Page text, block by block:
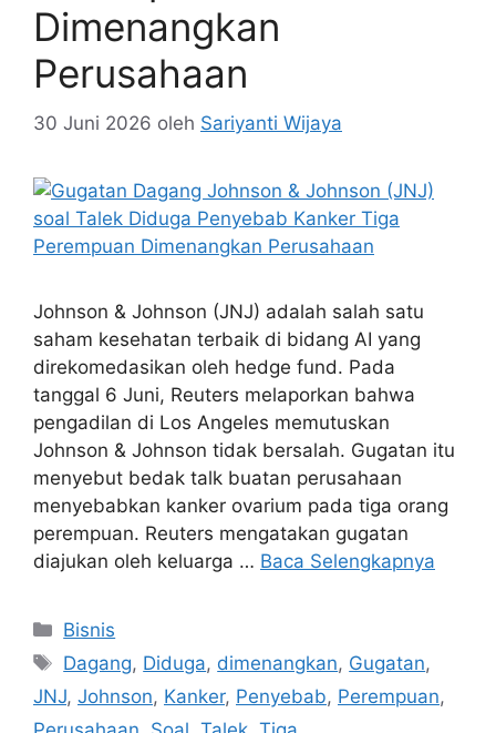
Dimenangkan
Perusahaan
30 Juni 2026 oleh Sariyanti Wijaya
Johnson & Johnson (JNJ) adalah salah satu
saham kesehatan terbaik di bidang AI yang
direkomedasikan oleh hedge fund. Pada
tanggal 6 Juni, Reuters melaporkan bahwa
pengadilan di Los Angeles memutuskan
Johnson & Johnson tidak bersalah. Gugatan itu
menyebut bedak talk buatan perusahaan
menyebabkan kanker ovarium pada tiga orang
perempuan. Reuters mengatakan gugatan
diajukan oleh keluarga … Baca Selengkapnya
Kategori
Bisnis
Tag
Dagang, Diduga, dimenangkan, Gugatan,
JNJ, Johnson, Kanker, Penyebab, Perempuan,